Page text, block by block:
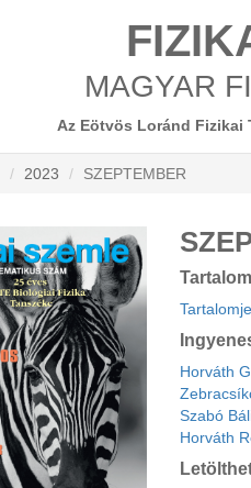
MAGYAR
Az Eötvös Loránd
2023 SZEPTEMBER
Horváth
Szabó
Horváth